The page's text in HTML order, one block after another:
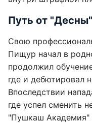
Путь от
Свою
Пищур начал в
продолжил
где и дебютировал
Впоследствии
где успел сменить
"Пушкаш Академия"